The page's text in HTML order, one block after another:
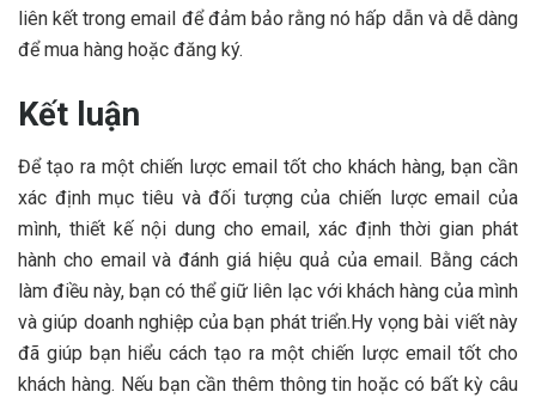
liên kết trong email để đảm bảo rằng nó hấp dẫn và dễ dàng
để mua hàng hoặc đăng ký.
Kết luận
Để tạo ra một chiến lược email tốt cho khách hàng, bạn cần
xác định mục tiêu và đối tượng của chiến lược email của
mình, thiết kế nội dung cho email, xác định thời gian phát
hành cho email và đánh giá hiệu quả của email. Bằng cách
làm điều này, bạn có thể giữ liên lạc với khách hàng của mình
và giúp doanh nghiệp của bạn phát triển.Hy vọng bài viết này
đã giúp bạn hiểu cách tạo ra một chiến lược email tốt cho
khách hàng. Nếu bạn cần thêm thông tin hoặc có bất kỳ câu